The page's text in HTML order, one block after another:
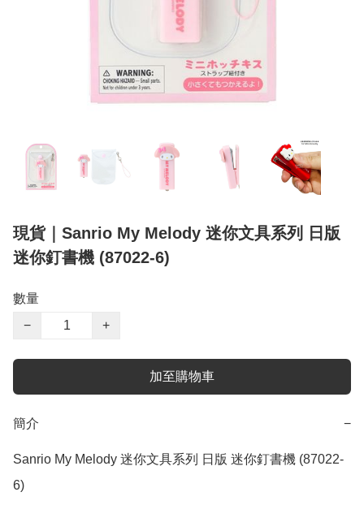
現貨｜Sanrio My Melody 迷你文具系列 日版
迷你釘書機 (87022-6)
數量
−
+
加至購物車
簡介 −
Sanrio My Melody 迷你文具系列 日版 迷你釘書機 (87022-
6)